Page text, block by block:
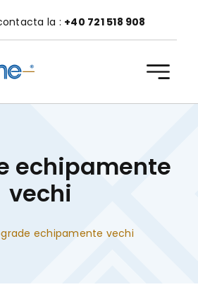
la : +40 721 518 908
echipamente
vechi
echipamente vechi